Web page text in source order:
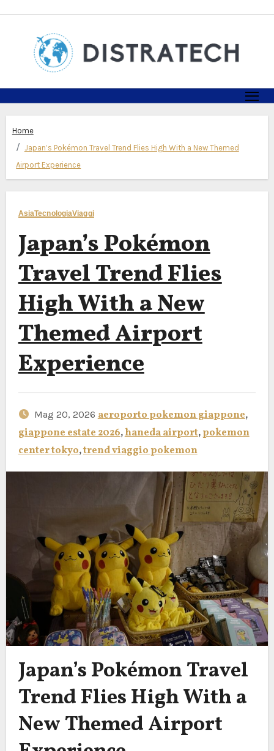
Home
Japan’s Pokémon Travel Trend Flies High With a New Themed
Airport Experience
AsiaTecnologiaViaggi
Japan’s Pokémon
Travel Trend Flies
High With a New
Themed Airport
Experience
Mag 20, 2026 aeroporto pokemon giappone,
giappone estate 2026,haneda airport,pokemon
center tokyo,trend viaggio pokemon
Japan’s Pokémon Travel
Trend Flies High With a
New Themed Airport